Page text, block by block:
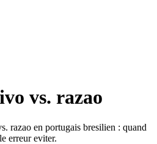
vs. razao
razao en portugais bresilien : quand
erreur eviter.